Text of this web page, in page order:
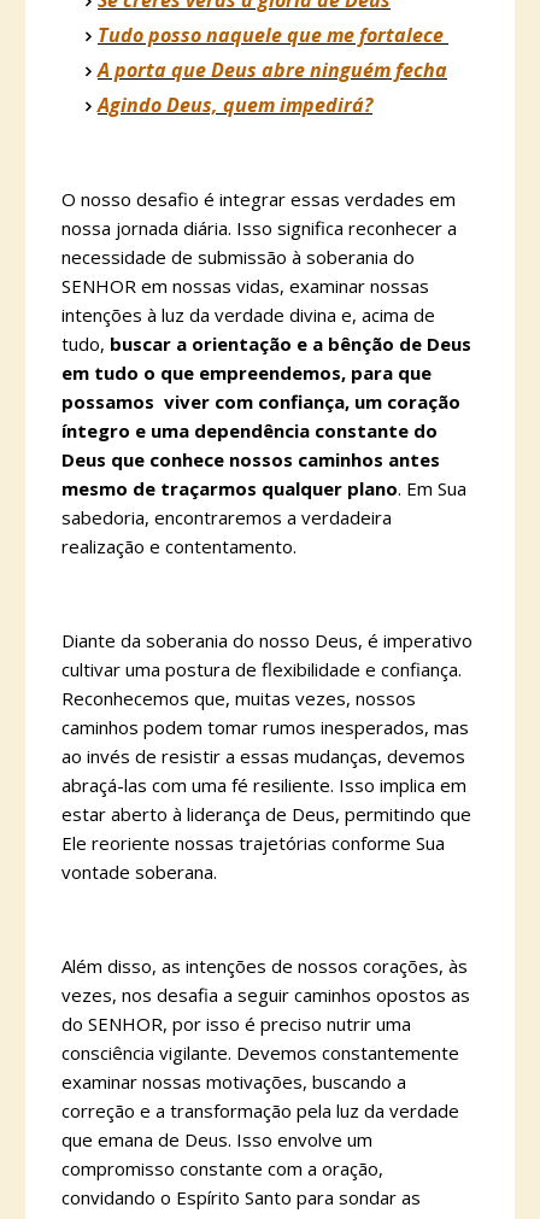
Tudo posso naquele que me fortalece
A porta que Deus abre ninguém fecha
Agindo Deus, quem impedirá?
O nosso desafio é integrar essas verdades em
nossa jornada diária. Isso significa reconhecer a
necessidade de submissão à soberania do
SENHOR em nossas vidas, examinar nossas
intenções à luz da verdade divina e, acima de
tudo, buscar a orientação e a bênção de Deus
em tudo o que empreendemos, para que
possamos viver com confiança, um coração
íntegro e uma dependência constante do
Deus que conhece nossos caminhos antes
mesmo de traçarmos qualquer plano. Em Sua
sabedoria, encontraremos a verdadeira
realização e contentamento.
Diante da soberania do nosso Deus, é imperativo
cultivar uma postura de flexibilidade e confiança.
Reconhecemos que, muitas vezes, nossos
caminhos podem tomar rumos inesperados, mas
ao invés de resistir a essas mudanças, devemos
abraçá-las com uma fé resiliente. Isso implica em
estar aberto à liderança de Deus, permitindo que
Ele reoriente nossas trajetórias conforme Sua
vontade soberana.
Além disso, as intenções de nossos corações, às
vezes, nos desafia a seguir caminhos opostos as
do SENHOR, por isso é preciso nutrir uma
consciência vigilante. Devemos constantemente
examinar nossas motivações, buscando a
correção e a transformação pela luz da verdade
que emana de Deus. Isso envolve um
compromisso constante com a oração,
convidando o Espírito Santo para sondar as